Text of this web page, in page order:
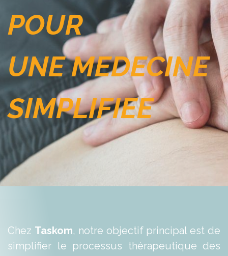
POUR
UNE MEDECINE
SIMPLIFIEE
Chez Taskom, notre objectif principal est de
simplifier le processus thérapeutique des